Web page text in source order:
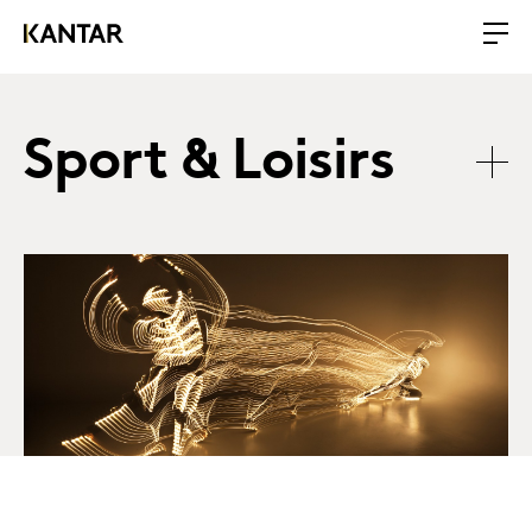
Sport & Loisirs